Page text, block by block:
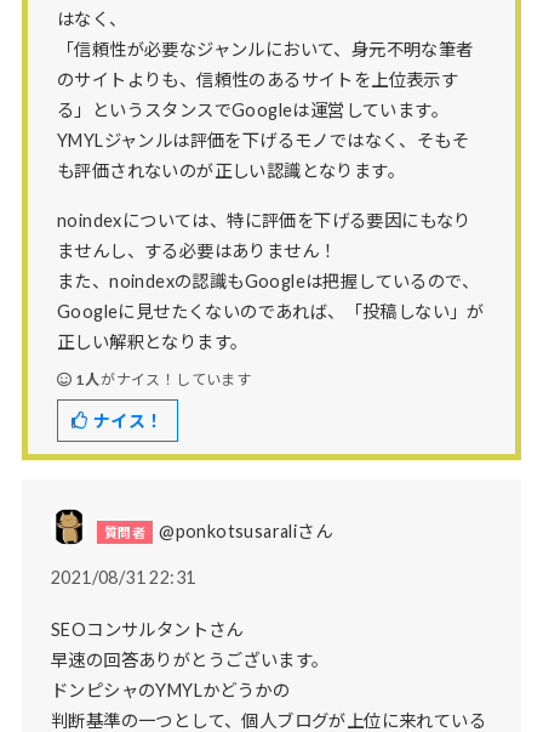
はなく、
「信頼性が必要なジャンルにおいて、身元不明な筆者
のサイトよりも、信頼性のあるサイトを上位表示す
る」というスタンスでGoogleは運営しています。
YMYLジャンルは評価を下げるモノではなく、そもそ
も評価されないのが正しい認識となります。
noindexについては、特に評価を下げる要因にもなり
ませんし、する必要はありません！
また、noindexの認識もGoogleは把握しているので、
Googleに見せたくないのであれば、「投稿しない」が
正しい解釈となります。
1人がナイス！しています
ナイス！
@ponkotsusaraliさん
2021/08/31 22:31
SEOコンサルタントさん
早速の回答ありがとうございます。
ドンピシャのYMYLかどうかの
判断基準の一つとして、個人ブログが上位に来れている